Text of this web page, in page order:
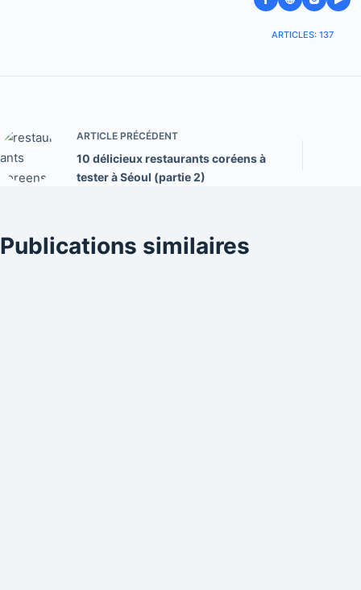
ARTICLES: 137
ARTICLE PRÉCÉDENT
10 délicieux restaurants coréens à
tester à Séoul (partie 2)
Publications similaires